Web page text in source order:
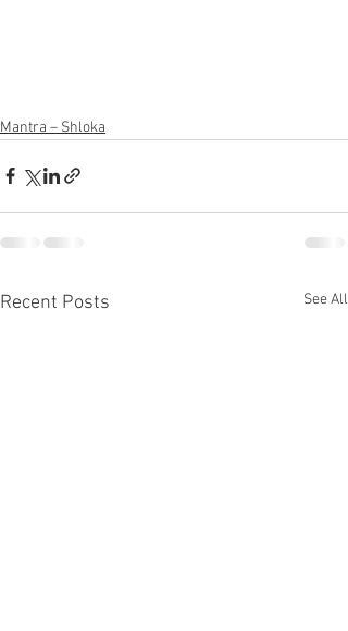
Mantra – Shloka
Recent Posts See All